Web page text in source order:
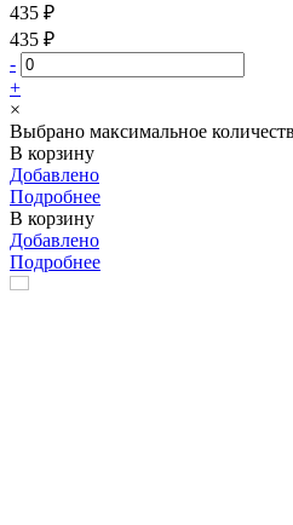
435 ₽
435 ₽
-
+
×
Выбрано максимальное
В корзину
Добавлено
Подробнее
В корзину
Добавлено
Подробнее